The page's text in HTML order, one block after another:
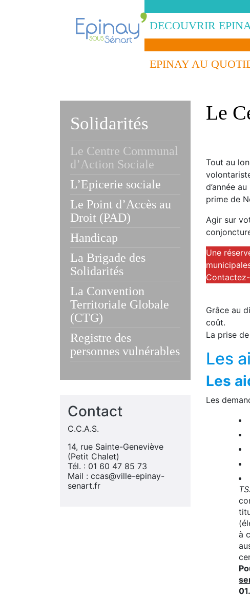
DECOUVRIR
EPINAY AU
Solidarités
Le Centre Communal
d’Action Sociale
L’Epicerie sociale
Le Point d’Accès au
Droit (PAD)
Handicap
La Brigade des
Solidarités
La Convention
Territoriale Globale
(CTG)
Registre des
personnes vulnérables
Contact
C.C.A.S.
14, rue Sainte-Geneviève
(Petit Chalet)
Tél. : 01 60 47 85 73
Mail : ccas@ville-epinay-
senart.fr
Le
Tout au
d’année
prime de
Agir sur
Une
Grâce au
coût.
La prise
Les
Les
Les
à